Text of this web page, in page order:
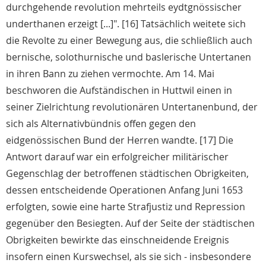
durchgehende revolution mehrteils eydtgnössischer
underthanen erzeigt [...]". [16] Tatsächlich weitete sich
die Revolte zu einer Bewegung aus, die schließlich auch
bernische, solothurnische und baslerische Untertanen
in ihren Bann zu ziehen vermochte. Am 14. Mai
beschworen die Aufständischen in Huttwil einen in
seiner Zielrichtung revolutionären Untertanenbund, der
sich als Alternativbündnis offen gegen den
eidgenössischen Bund der Herren wandte. [17] Die
Antwort darauf war ein erfolgreicher militärischer
Gegenschlag der betroffenen städtischen Obrigkeiten,
dessen entscheidende Operationen Anfang Juni 1653
erfolgten, sowie eine harte Strafjustiz und Repression
gegenüber den Besiegten. Auf der Seite der städtischen
Obrigkeiten bewirkte das einschneidende Ereignis
insofern einen Kurswechsel, als sie sich - insbesondere